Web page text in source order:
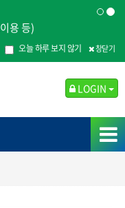
용 등)
오늘 하루 보지 않기 창닫기
LOGIN